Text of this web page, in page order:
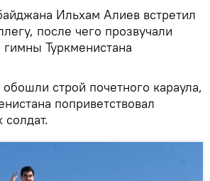
Ильхам Алиев встретил
после чего прозвучали
гимны Туркменистана
обошли строй почетного караула,
поприветствовал
солдат.